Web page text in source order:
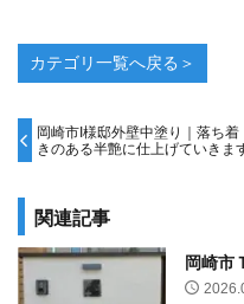
カテゴリ一覧へ戻る＞
岡崎市I様邸外壁中塗り｜落ち着
きのある半艶に仕上げていきま
関連記事
岡崎市